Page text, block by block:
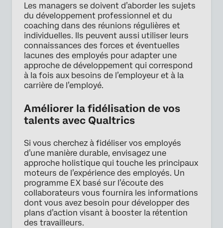
Les managers se doivent d’aborder les sujets
du développement professionnel et du
coaching dans des réunions régulières et
individuelles. Ils peuvent aussi utiliser leurs
connaissances des forces et éventuelles
lacunes des employés pour adapter une
approche de développement qui correspond
à la fois aux besoins de l’employeur et à la
carrière de l’employé.
Améliorer la fidélisation de vos
talents avec Qualtrics
Si vous cherchez à fidéliser vos employés
d’une manière durable, envisagez une
approche holistique qui touche les principaux
moteurs de l’expérience des employés. Un
programme EX basé sur l’écoute des
collaborateurs vous fournira les informations
dont vous avez besoin pour développer des
plans d’action visant à booster la rétention
des travailleurs.